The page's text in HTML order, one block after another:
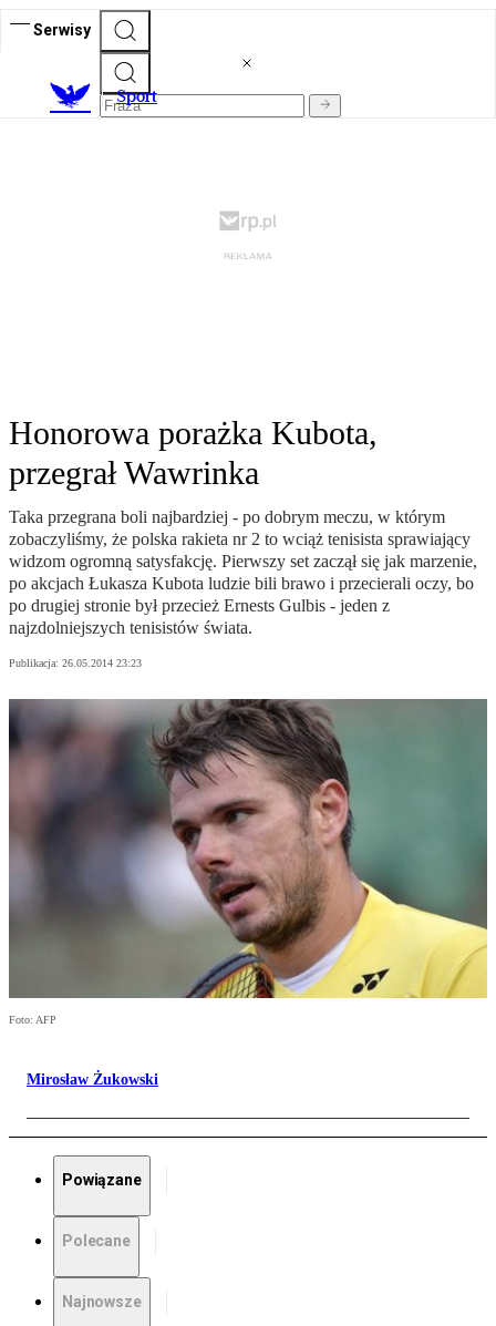
Serwisy
Sport
Honorowa porażka Kubota,
przegrał Wawrinka
Taka przegrana boli najbardziej - po dobrym meczu, w którym
zobaczyliśmy, że polska rakieta nr 2 to wciąż tenisista sprawiający
widzom ogromną satysfakcję. Pierwszy set zaczął się jak marzenie,
po akcjach Łukasza Kubota ludzie bili brawo i przecierali oczy, bo
po drugiej stronie był przecież Ernests Gulbis - jeden z
najzdolniejszych tenisistów świata.
Publikacja: 26.05.2014 23:23
Foto: AFP
Mirosław Żukowski
Powiązane
Polecane
Najnowsze